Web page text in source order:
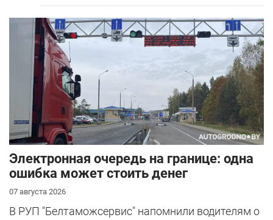
Электронная очередь на границе: одна
ошибка может стоить денег
07 августа 2026
В РУП "Белтаможсервис" напомнили водителям о